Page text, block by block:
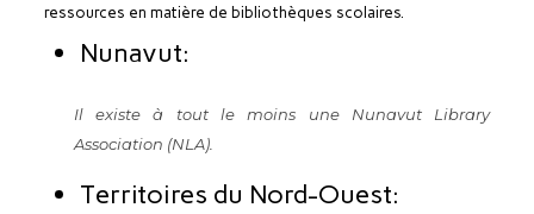
ressources en matière de bibliothèques scolaires.
Nunavut:
Il existe à tout le moins une Nunavut Library
Association (NLA).
Territoires du Nord-Ouest: